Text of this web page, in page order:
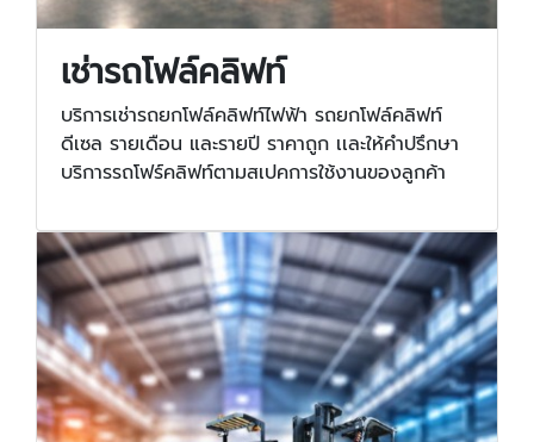
เช่ารถโฟล์คลิฟท์
บริการเช่ารถยกโฟล์คลิฟท์ไฟฟ้า รถยกโฟล์คลิฟท์
ดีเซล รายเดือน และรายปี ราคาถูก เเละให้คำปรึกษา
บริการรถโฟร์คลิฟท์ตามสเปคการใช้งานของลูกค้า